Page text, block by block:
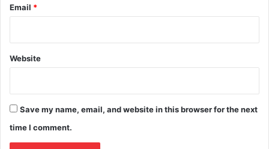
Email *
Website
Save my name, email, and website in this browser for the next
time I comment.